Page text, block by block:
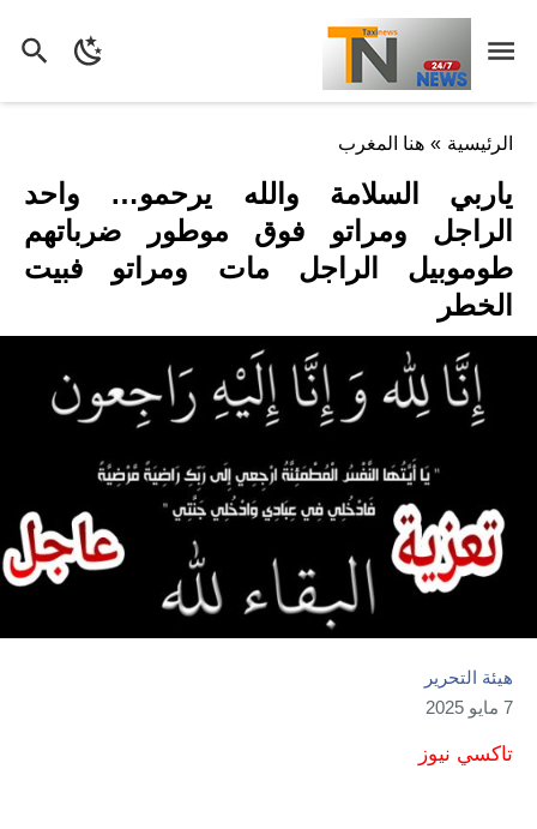
الرئيسية » هنا المغرب
ياربي السلامة والله يرحمو… واحد
الراجل ومراتو فوق موطور ضرباتهم
طوموبيل الراجل مات ومراتو فبيت
الخطر
هيئة التحرير
7 مايو 2025
تاكسي نيوز